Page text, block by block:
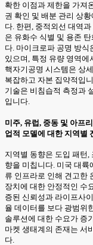
확한 이점과 제한을 가져
권 확인 및 배분 관리 상
다. 한편, 중적외선 대역
은 유화수 식별 및 용존
다. 마이크로파 공명 방
있으며, 특정 유량 영역
핵자기공명 시스템은 상
복잡하고 자본 집약적입
기술은 비침습적 측정과
입니다.
미주, 유럽, 중동 및 아프
업적 모델에 대한 지역별
지역별 동향은 도입 패턴,
향을 미칩니다. 미국 대
류 인프라로 인해 견고한
장치에 대한 안정적인 수
증된 신뢰성과 라이프사
율 데이터를 보다 광범위
솔루션에 대한 수요가 증
마켓 생태계의 존재는 서
다.